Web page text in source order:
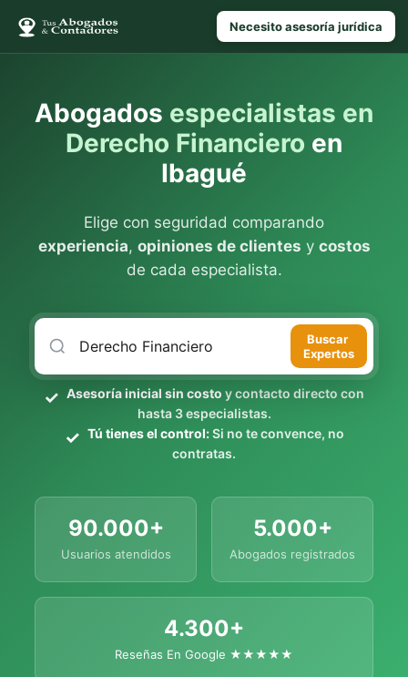
Necesito asesoría jurídica
Abogados especialistas en
Derecho Financiero en
Ibagué
Elige con seguridad comparando
experiencia, opiniones de clientes y costos
de cada especialista.
Buscar
Expertos
Asesoría inicial sin costo y contacto directo con
hasta 3 especialistas.
Tú tienes el control:Si no te convence, no
contratas.
90.000+
Usuarios atendidos
5.000+
Abogados registrados
4.300+
Reseñas En Google ★★★★★